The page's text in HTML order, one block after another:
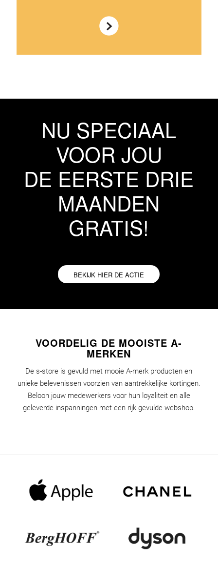
NU SPECIAAL
VOOR JOU
DE EERSTE DRIE
MAANDEN
GRATIS!
BEKIJK HIER DE ACTIE
VOORDELIG DE MOOISTE A-
MERKEN
De s-store is gevuld met mooie A-merk producten en
unieke belevenissen voorzien van aantrekkelijke kortingen.
Beloon jouw medewerkers voor hun loyaliteit en alle
geleverde inspanningen met een rijk gevulde webshop.